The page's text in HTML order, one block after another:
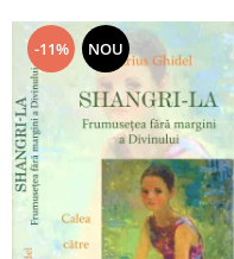
-11% NOU